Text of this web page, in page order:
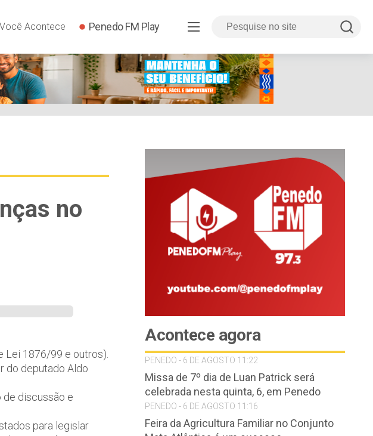
Você Acontece Penedo FM Play
no
Lei 1876/99 e outros).
do deputado Aldo
de discussão e
para legislar
Acontece agora
PENEDO - 6 DE AGOSTO 11:22
Missa de 7º dia de Luan Patrick será
celebrada nesta quinta, 6, em Penedo
PENEDO - 6 DE AGOSTO 11:16
Feira da Agricultura Familiar no Conjunto